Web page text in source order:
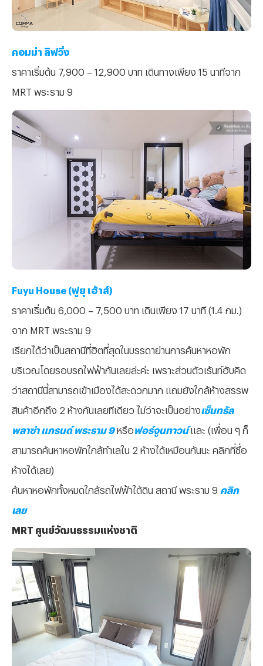
คอมม่า ลิฟวิ่ง
ราคาเริ่มต้น 7,900 – 12,900 บาท เดินทางเพียง 15 นาทีจาก
MRT พระราม 9
Fuyu House (ฟูยุ เฮ้าส์)
ราคาเริ่มต้น 6,000 – 7,500 บาท เดินเพียง 17 นาที (1.4 กม.)
จาก MRT พระราม 9
เรียกได้ว่าเป็นสถานีที่ฮิตที่สุดในบรรดาย่านการค้นหาหอพัก
บริเวณโดยรอบรถไฟฟ้ากันเลยล่ะค่ะ เพราะส่วนตัวเร้นท์ฮับคิด
ว่าสถานีนี้สามารถเข้าเมืองได้สะดวกมาก แถมยังใกล้ห้างสรรพ
สินค้าอีกถึง 2 ห้างกันเลยทีเดียว ไม่ว่าจะเป็นอย่าง เซ็นทรัล
พลาซ่า แกรนด์ พระราม 9 หรือ ฟอร์จูนทาวน์ และ (เพื่อน ๆ ก็
สามารถค้นหาหอพักใกล้ทำเลใน 2 ห้างได้เหมือนกันนะ คลิกที่ชื่อ
ห้างได้เลย)
ค้นหาหอพักทั้งหมดใกล้รถไฟฟ้าใต้ดิน สถานี พระราม 9 คลิก
เลย
MRT ศูนย์วัฒนธรรมแห่งชาติ